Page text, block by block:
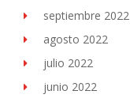
septiembre 2022
agosto 2022
julio 2022
junio 2022